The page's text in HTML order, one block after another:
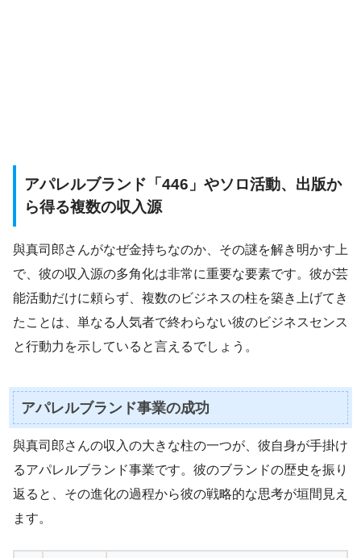
アパレルブランド「446」やソロ活動、出版か
ら得る複数の収入源
與真司郎さんがなぜ金持ちなのか、その謎を解き明かす上
で、彼の収入源の多角化は非常に重要な要素です。彼が芸
能活動だけに頼らず、複数のビジネスの柱を築き上げてき
たことは、単なる人気者で終わらない彼のビジネスセンス
と行動力を示していると言えるでしょう。
アパレルブランド事業の成功
與真司郎さんの収入の大きな柱の一つが、彼自身が手掛け
るアパレルブランド事業です。彼のブランドの歴史を振り
返ると、その進化の過程から彼の戦略的な思考が垣間見え
ます。